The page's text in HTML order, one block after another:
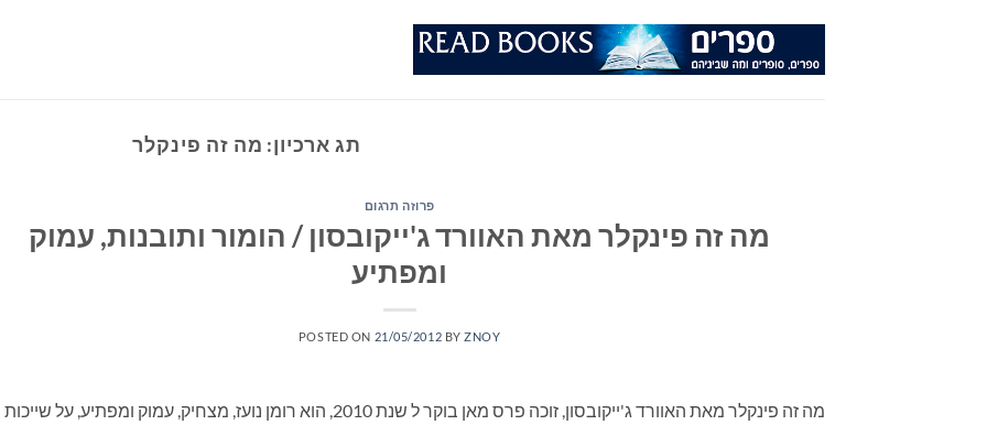
תג ארכיון: מה זה פינקלר
פרוזה תרגום
מה זה פינקלר מאת האוורד ג'ייקובסון / הומור ותובנות, עמוק
ומפתיע
POSTED ON 21/05/2012 BYZNOY
מה זה פינקלר מאת האוורד ג'ייקובסון, זוכה פרס מאן בוקר ל שנת 2010, הוא רומן נועז, מצחיק, עמוק ומפתיע, על שייכות